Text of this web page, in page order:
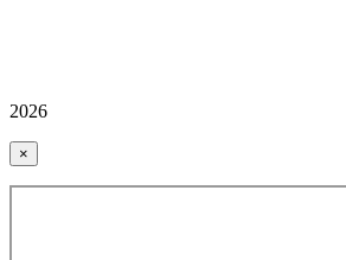
2026
×